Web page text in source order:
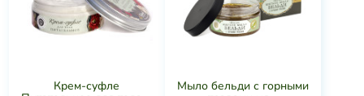
Крем-суфле Мыло бельди с горными